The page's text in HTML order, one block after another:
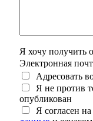
Я хочу получить
Электронная
Адресовать
Я не против
опубликован
Я согласен на